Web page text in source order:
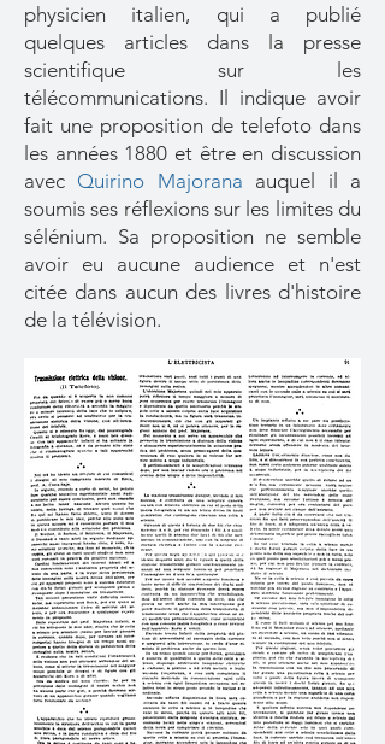
physicien italien, qui a publié
quelques articles dans la presse
scientifique sur les
télécommunications. Il indique avoir
fait une proposition de telefoto dans
les années 1880 et être en discussion
avec Quirino Majorana auquel il a
soumis ses réflexions sur les limites du
sélénium. Sa proposition ne semble
avoir eu aucune audience et n'est
citée dans aucun des livres d'histoire
de la télévision.